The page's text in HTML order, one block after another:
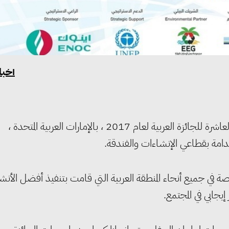
أطلقت الشبكة العربية للمسئولية المجتمعية للشركات الدورة العاشرة للجائزة العربية لعام 2017 ، بالإمارات العربية المتحدة ،
بقطاعي الإنشاءات والفندقة.
في جميع أنحاء المنطقة العربية التي قامت بتنفيذ أفضل
في المجتمع.